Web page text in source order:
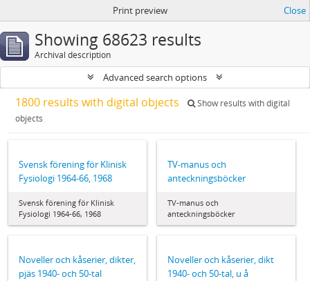
Print preview Close
Showing 68623 results
Archival description
Advanced search options
1800 results with digital objects
Show results with digital
objects
Svensk förening för Klinisk
Fysiologi 1964‐66, 1968
Svensk förening för Klinisk
Fysiologi 1964‐66, 1968
TV-manus och
anteckningsböcker
TV-manus och
anteckningsböcker
Noveller och kåserier, dikter,
pjäs 1940- och 50-tal
Noveller och kåserier, dikt
1940- och 50-tal, u å